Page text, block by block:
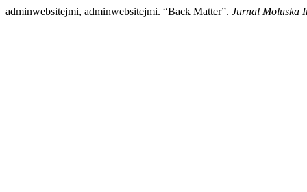
adminwebsitejmi, adminwebsitejmi. “Back Matter”. Jurnal Moluska